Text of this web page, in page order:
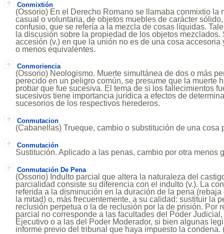
Conmixtión
(Ossorio) En el Derecho Romano se llamaba conmixtio la
casual o voluntaria, de objetos muebles de carácter
confusio, que se refería a la mezcla de cosas líquidas.
la discusión sobre la propiedad de los objetos mezclados.
accesión (v.) en que la unión no es de una cosa
o menos equivalentes.
Conmoriencia
(Ossorio) Neologismo. Muerte simultánea de dos o más
perecido en un peligro común, se presume que la muerte
probar que fue sucesiva. El tema de si los fallecimientos
sucesivos tiene importancia jurídica a efectos de
sucesorios de los respectivos herederos.
Conmutacion
(Cabanellas) Trueque, cambio o substitución de una cosa
Conmutación
Sustitución. Aplicado a las penas, cambio por otra menos
Conmutación De Pena
(Ossorio) Indulto parcial que altera la naturaleza del
parcialidad consiste su diferencia con el indulto (v.). La
referida a la disminución en la duración de la pena (rebaja
la mitad) o, más frecuentemente, a su calidad: sustituir la
reclusión perpetua o la de reclusión por la de prisión. Por
parcial no corresponde a las facultades del Poder
Ejecutivo o a las del Poder Moderador, si bien algunas
informe previo del tribunal que haya impuesto la condena.